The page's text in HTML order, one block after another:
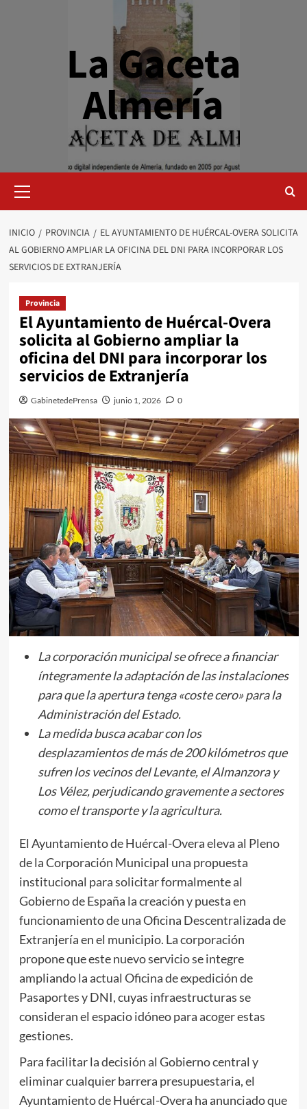
La Gaceta
Almería
primario
INICIO PROVINCIA
EL AYUNTAMIENTO DE HUÉRCAL-OVERA SOLICITA
AL GOBIERNO AMPLIAR LA OFICINA DEL DNI PARA INCORPORAR LOS
SERVICIOS DE EXTRANJERÍA
Provincia
El Ayuntamiento de Huércal-Overa
solicita al Gobierno ampliar la
oficina del DNI para incorporar los
servicios de Extranjería
GabinetedePrensa junio 1, 2026 0
La corporación municipal se ofrece a financiar
íntegramente la adaptación de las instalaciones
para que la apertura tenga «coste cero» para la
Administración del Estado.
La medida busca acabar con los
desplazamientos de más de 200 kilómetros que
sufren los vecinos del Levante, el Almanzora y
Los Vélez, perjudicando gravemente a sectores
como el transporte y la agricultura.
El Ayuntamiento de Huércal-Overa eleva al Pleno
de la Corporación Municipal una propuesta
institucional para solicitar formalmente al
Gobierno de España la creación y puesta en
funcionamiento de una Oficina Descentralizada de
Extranjería en el municipio. La corporación
propone que este nuevo servicio se integre
ampliando la actual Oficina de expedición de
Pasaportes y DNI, cuyas infraestructuras se
consideran el espacio idóneo para acoger estas
gestiones.
Para facilitar la decisión al Gobierno central y
eliminar cualquier barrera presupuestaria, el
Ayuntamiento de Huércal-Overa ha anunciado que